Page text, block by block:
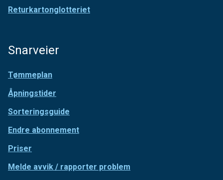
Returkartonglotteriet
Snarveier
Tømmeplan
Åpningstider
Sorteringsguide
Endre abonnement
Priser
Melde avvik / rapporter problem